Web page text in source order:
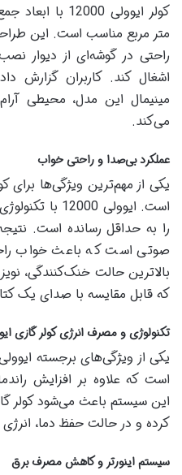
متر مربع مناسب است. این
راحتی در گوشه‌ای از دیوار
اشغال کند. کاربران گزارش
مینیمال این مدل، محیطی
می‌کند.
عملکرد بی‌صدا و راحتی خواب
یکی از مهم‌ترین ویژگی‌ها برای
است. ایوولی
را به حداقل رسانده است.
صوتی است که باعث خواب
که قابل مقایسه با صدای یک
تکنولوژی و مصرف انرژی کولر گازی
است که علاوه بر افزایش
این سیستم باعث می‌شود کولر
کرده و در حالت حفظ دما،
سیستم اینورتر و کاهش مصرف برق